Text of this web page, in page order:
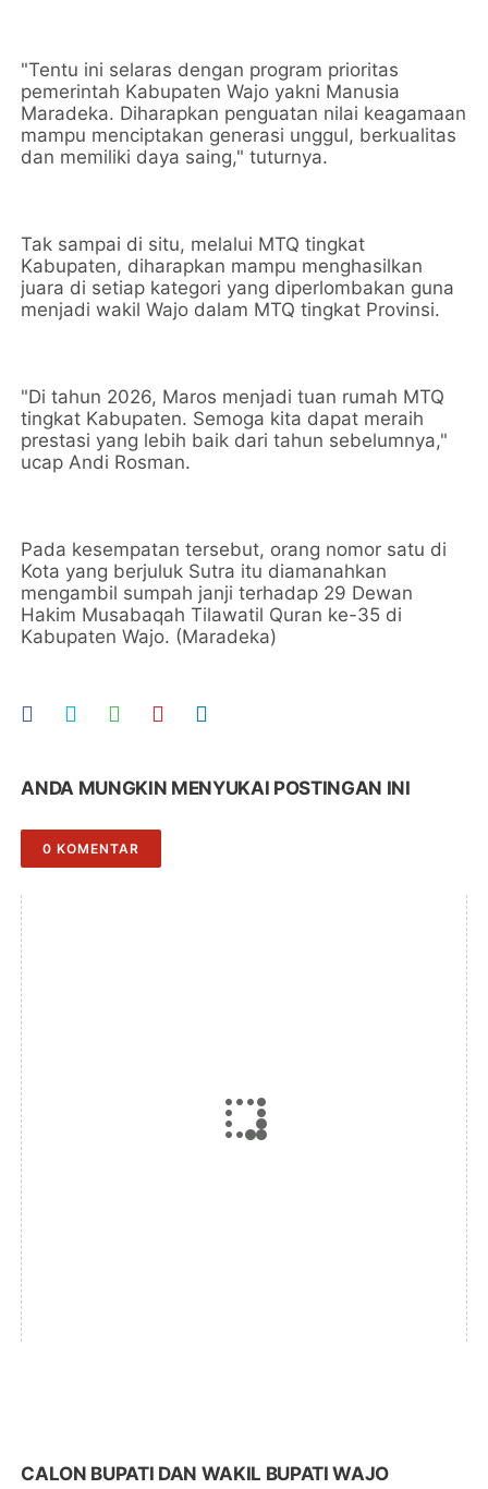
"Tentu ini selaras dengan program prioritas
pemerintah Kabupaten Wajo yakni Manusia
Maradeka. Diharapkan penguatan nilai keagamaan
mampu menciptakan generasi unggul, berkualitas
dan memiliki daya saing," tuturnya.
Tak sampai di situ, melalui MTQ tingkat
Kabupaten, diharapkan mampu menghasilkan
juara di setiap kategori yang diperlombakan guna
menjadi wakil Wajo dalam MTQ tingkat Provinsi.
"Di tahun 2026, Maros menjadi tuan rumah MTQ
tingkat Kabupaten. Semoga kita dapat meraih
prestasi yang lebih baik dari tahun sebelumnya,"
ucap Andi Rosman.
Pada kesempatan tersebut, orang nomor satu di
Kota yang berjuluk Sutra itu diamanahkan
mengambil sumpah janji terhadap 29 Dewan
Hakim Musabaqah Tilawatil Quran ke-35 di
Kabupaten Wajo. (Maradeka)
ANDA MUNGKIN MENYUKAI POSTINGAN INI
0 KOMENTAR
CALON BUPATI DAN WAKIL BUPATI WAJO